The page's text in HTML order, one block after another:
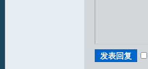
发表回复